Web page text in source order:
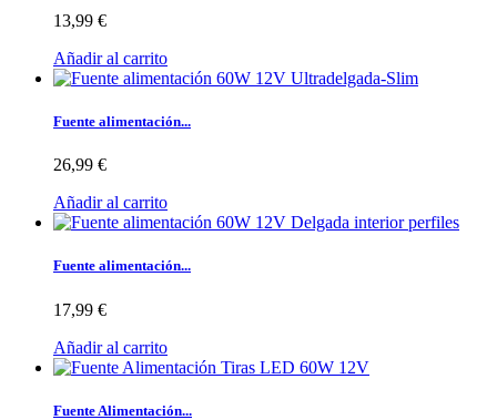
13,99 €
Añadir al carrito
Fuente alimentación...
26,99 €
Añadir al carrito
Fuente alimentación...
17,99 €
Añadir al carrito
Fuente Alimentación...